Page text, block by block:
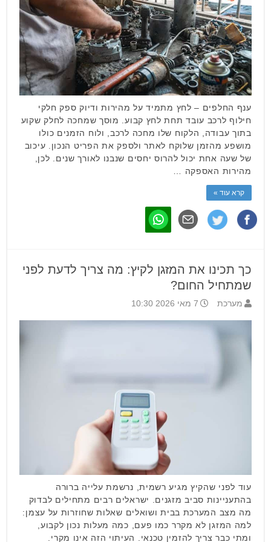
ענף החלפים – לחץ מתמיד על מהירות ודיוק ספק חלקי
חילוף לרכב עובד תחת לחץ קבוע. מוסך שמחכה לחלק שקוע
בתוך עבודה, הלקוח שלו מחכה לרכב, ולוח הזמנים כולו
מושפע מהזמן שלוקח לאתר ולספק את הפריט הנכון. עיכוב
של שעה אחת יכול להרוס יחסים שנבנו לאורך שנים. לכן,
מהירות האספקה …
קרא עוד »
כך תכינו את המזגן לקיץ: מה צריך לדעת לפני
שמתחיל החום?
מערכת 7 מאי 2026 10:30
עוד לפני שהקיץ מגיע רשמית, נרשמת עלייה ברורה
בהתעניינות סביב מזגנים. ישראלים רבים מתחילים לבדוק
מה מצב המערכת בבית ושואלים שאלות שחוזרות על עצמן:
למה המזגן לא מקרר כמו פעם, כמה מעלות נכון לקבוע,
ומתי כבר צריך להזמין טכנאי. העיתוי הזה אינו מקרי.